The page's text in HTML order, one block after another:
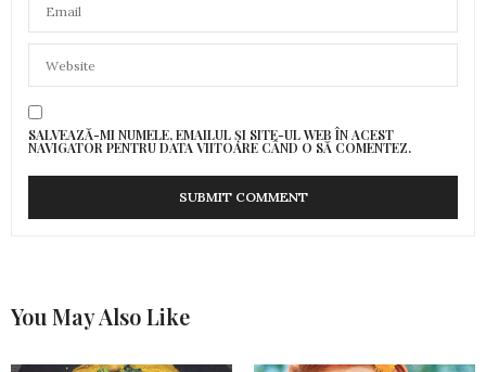
SALVEAZĂ-MI NUMELE, EMAILUL ȘI SITE-UL WEB ÎN ACEST
NAVIGATOR PENTRU DATA VIITOARE CÂND O SĂ COMENTEZ.
You May Also Like